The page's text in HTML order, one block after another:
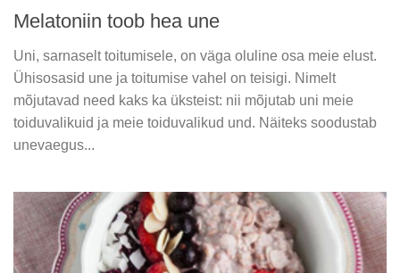
Melatoniin toob hea une
Uni, sarnaselt toitumisele, on väga oluline osa meie elust.
Ühisosasid une ja toitumise vahel on teisigi. Nimelt
mõjutavad need kaks ka üksteist: nii mõjutab uni meie
toiduvalikuid ja meie toiduvalikud und. Näiteks soodustab
unevaegus...